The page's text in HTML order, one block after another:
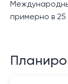
примерно в 25